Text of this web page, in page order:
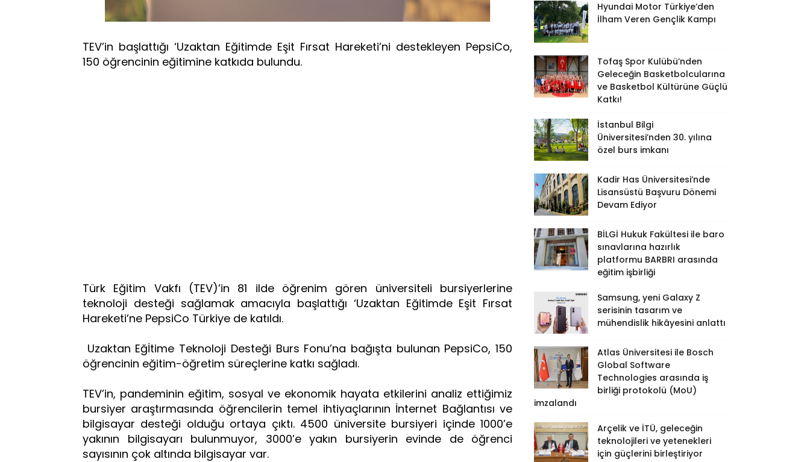
TEV’in başlattığı ‘Uzaktan Eğitimde Eşit Fırsat Hareketi’ni destekleyen PepsiCo,
150 öğrencinin eğitimine katkıda bulundu.
Türk Eğitim Vakfı (TEV)’in 81 ilde öğrenim gören üniversiteli bursiyerlerine
teknoloji desteği sağlamak amacıyla başlattığı ‘Uzaktan Eğitimde Eşit Fırsat
Hareketi’ne PepsiCo Türkiye de katıldı.
Uzaktan Eğİtime Teknoloji Desteği Burs Fonu’na bağışta bulunan PepsiCo, 150
öğrencinin eğitim-öğretim süreçlerine katkı sağladı.
TEV’in, pandeminin eğitim, sosyal ve ekonomik hayata etkilerini analiz ettiğimiz
bursiyer araştırmasında öğrencilerin temel ihtiyaçlarının İnternet Bağlantısı ve
bilgisayar desteği olduğu ortaya çıktı. 4500 üniversite bursiyeri içinde 1000’e
yakının bilgisayarı bulunmuyor, 3000’e yakın bursiyerin evinde de öğrenci
sayısının çok altında bilgisayar var.
Hyundai Motor Türkiye’den
İlham Veren Gençlik Kampı
Tofaş Spor Kulübü’nden
Geleceğin Basketbolcularına
ve Basketbol Kültürüne Güçlü
Katkı!
İstanbul Bilgi
Üniversitesi’nden 30. yılına
özel burs imkanı
Kadir Has Üniversitesi’nde
Lisansüstü Başvuru Dönemi
Devam Ediyor
BİLGİ Hukuk Fakültesi ile baro
sınavlarına hazırlık
platformu BARBRI arasında
eğitim işbirliği
Samsung, yeni Galaxy Z
serisinin tasarım ve
mühendislik hikâyesini anlattı
Atlas Üniversitesi ile Bosch
Global Software
Technologies arasında iş
birliği protokolü (MoU)
imzalandı
Arçelik ve İTÜ, geleceğin
teknolojileri ve yetenekleri
için güçlerini birleştiriyor